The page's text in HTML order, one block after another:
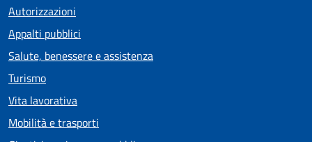
Autorizzazioni
Appalti pubblici
Salute, benessere e assistenza
Turismo
Vita lavorativa
Mobilità e trasporti